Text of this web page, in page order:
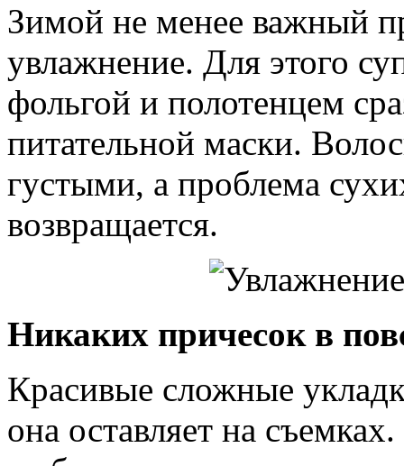
Зимой не менее важный
увлажнение. Для этого
фольгой и полотенцем
питательной маски.
густыми, а проблема
возвращается.
Никаких причесок в
Красивые сложные
она оставляет на